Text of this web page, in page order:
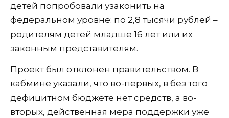
детей попробовали узаконить на
федеральном уровне: по 2,8 тысячи рублей –
родителям детей младше 16 лет или их
законным представителям.
Проект был отклонен правительством. В
кабмине указали, что во-первых, в без того
дефицитном бюджете нет средств, а во-
вторых, действенная мера поддержки уже